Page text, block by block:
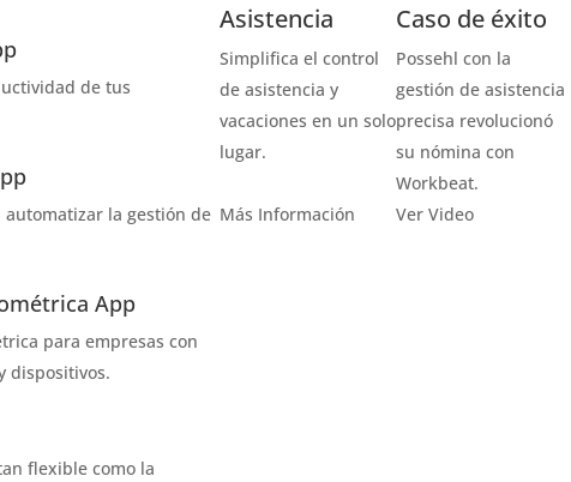
de tus
la gestión de
App
para empresas con
dispositivos.
flexible como la
Asistencia
Simplifica el control
de asistencia y
vacaciones en un solo
lugar.
Más Información
Caso de éxito
Possehl con la
gestión de asistencia
precisa revolucionó
su nómina con
Workbeat.
Ver Video